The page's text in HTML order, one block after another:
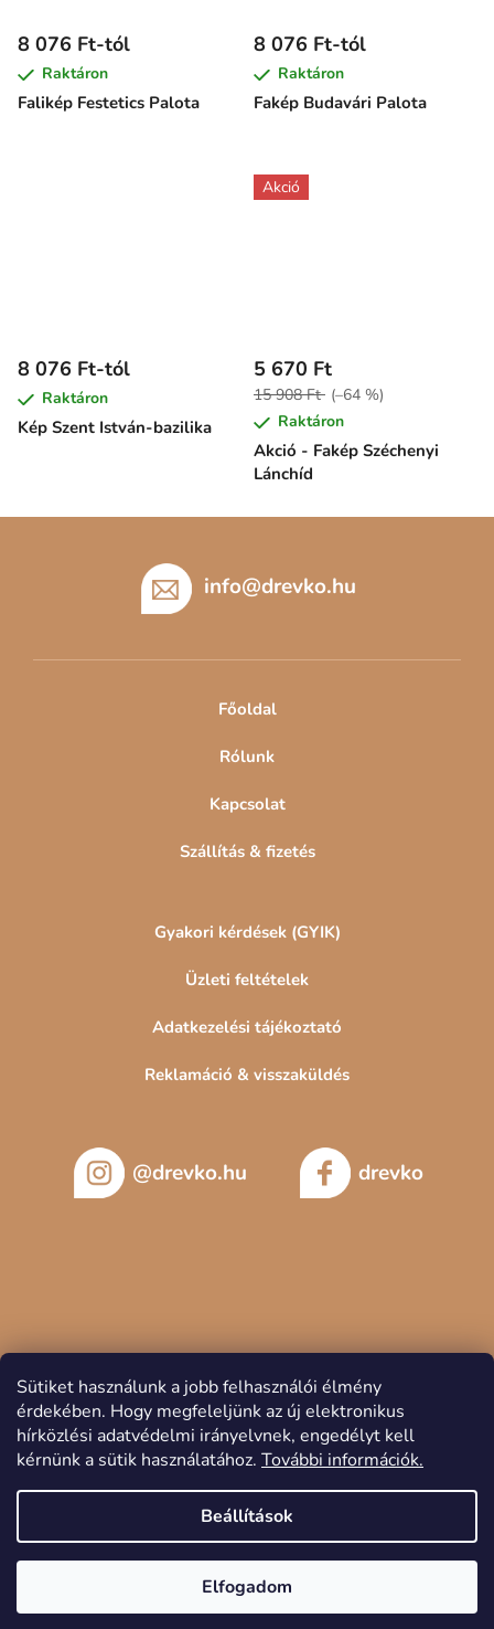
Sütiket használunk a jobb felhasználói élmény
érdekében. Hogy megfeleljünk az új elektronikus
hírközlési adatvédelmi irányelvnek, engedélyt kell
kérnünk a sütik használatához. További információk.
Beállítások
Elfogadom
Falikép Festetics Palota
8 076 Ft-tól
Raktáron
Fakép Budavári Palota
8 076 Ft-tól
Raktáron
Kép Szent István-bazilika
8 076 Ft-tól
Raktáron
Akció
Akció - Fakép Széchenyi
Lánchíd
5 670 Ft
15 908 Ft (–64 %)
Raktáron
info@drevko.hu
Főoldal
Rólunk
Kapcsolat
Szállítás & fizetés
Gyakori kérdések (GYIK)
Üzleti feltételek
Adatkezelési tájékoztató
Reklamáció & visszaküldés
@drevko.hu drevko
Shoptet készítette